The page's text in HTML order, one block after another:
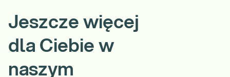
Jeszcze więcej
dla Ciebie w
naszym